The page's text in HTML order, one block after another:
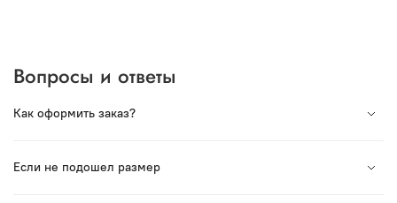
Вопросы и ответы
Как оформить заказ?
произведена в России. Мы сотрудничаем с лучшими
Если не подошел размер